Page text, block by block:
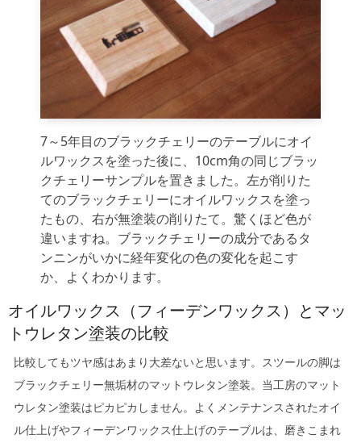
7～5年目のブラックチェリーのテーブルにオイ
ルワックスを塗った後に、10cm角の同じブラッ
クチェリーサンプルを置きました。左が削りた
てのブラックチェリーにオイルワックスを塗っ
たもの、右が無塗装の削りたて。驚くほど色が
違いますね。ブラックチェリーの成分であるタ
ンニンがいかに経年変化の色の変化を起こす
か、よくわかります。
オイルワックス（フィーデンワックス）とマッ
トウレタン塗装の比較
比較してもツヤ感はあまり大差ないと思います。スツールの脚は
ブラックチェリー無垢材のマットウレタン塗装。当工房のマット
ウレタン塗装はピカピカしません。よくメンテナンスされたオイ
ル仕上げやフィーデンワックス仕上げのテーブルは、磨きこまれ